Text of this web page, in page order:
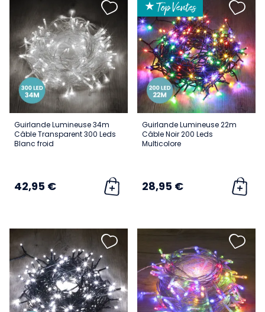
Guirlande Lumineuse 34m
Câble Transparent 300 Leds
Blanc froid
42,95 €
Guirlande Lumineuse 22m
Câble Noir 200 Leds
Multicolore
28,95 €
★ Top Ventes